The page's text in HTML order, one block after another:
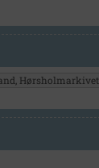
Hørsholmarkivet